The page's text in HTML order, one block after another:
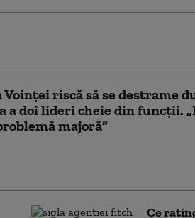
riscă să se destrame
a doi lideri cheie din funcții.
majoră”
Ce